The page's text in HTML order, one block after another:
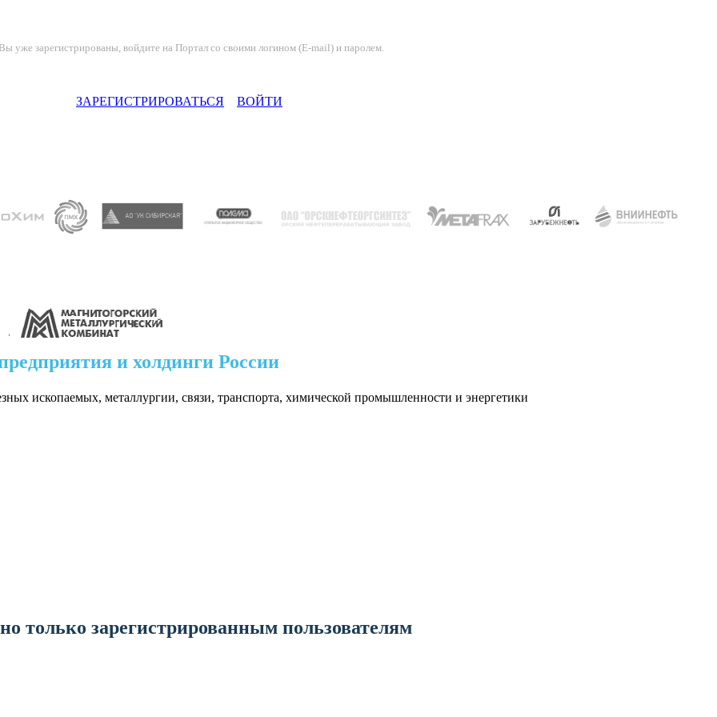
уже зарегистрированы, войдите на Портал со своими логином (E-mail) и паролем.
ЗАРЕГИСТРИРОВАТЬСЯ ВОЙТИ
и холдинги России
ископаемых, металлургии, связи, транспорта, химической промышленности и энергетики
только зарегистрированным пользователям